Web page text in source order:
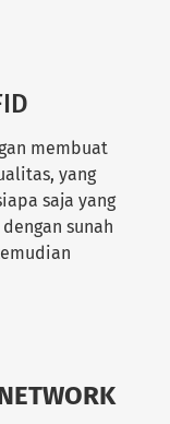
membuat
yang
saja yang
sunah